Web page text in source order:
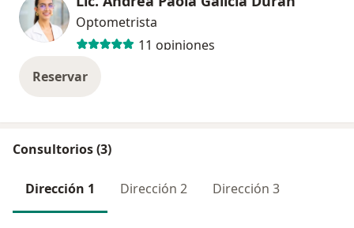
Optometrista
11 opiniones
Reservar
Consultorios (3)
Dirección 1 Dirección 2 Dirección 3